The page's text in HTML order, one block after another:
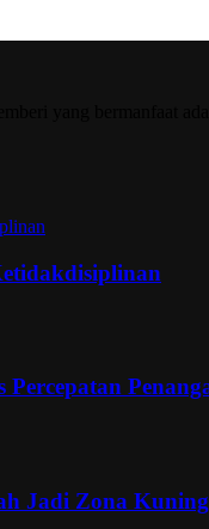
Jadi Zona Kuning